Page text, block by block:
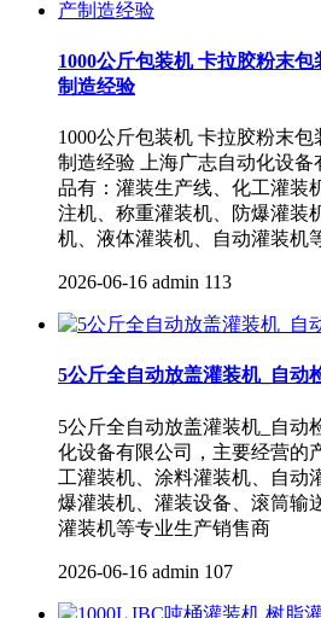
1000公斤包装机 卡拉胶粉末
制造经验
1000公斤包装机 卡拉胶粉末
制造经验 上海广志自动化设
品有：灌装生产线、化工灌装
注机、称重灌装机、防爆灌装
机、液体灌装机、自动灌装机
2026-06-16 admin 113
5公斤全自动放盖灌装机_自动
5公斤全自动放盖灌装机_自动
化设备有限公司，主要经营的
工灌装机、涂料灌装机、自动
爆灌装机、灌装设备、滚筒输
灌装机等专业生产销售商
2026-06-16 admin 107